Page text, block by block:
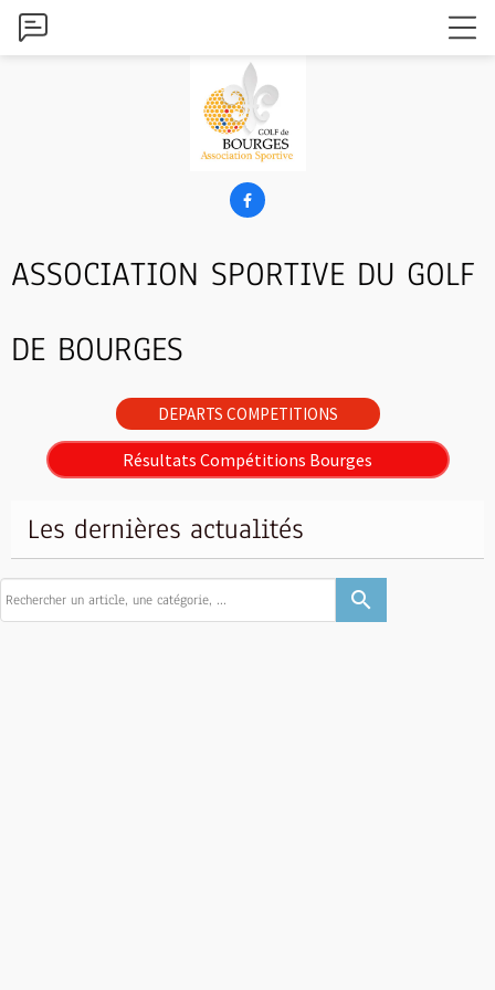

ASSOCIATION SPORTIVE DU GOLF
DE BOURGES
DEPARTS COMPETITIONS
Résultats Compétitions Bourges
Les dernières actualités
search